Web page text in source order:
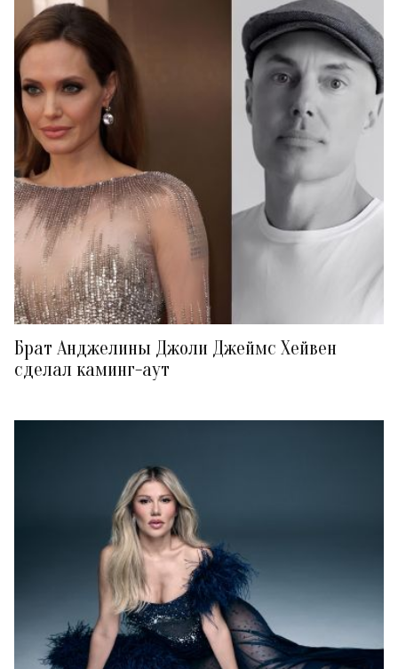
Брат Анджелины Джоли Джеймс Хейвен
сделал каминг-аут